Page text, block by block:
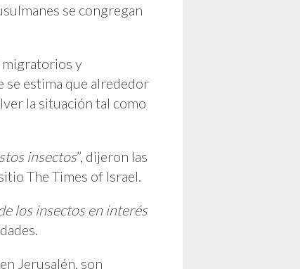
se congregan
migratorios y
se estima que alrededor
la situación tal como
insectos”, dijeron las
The Times of Israel.
los insectos en interés
Jerusalén, son